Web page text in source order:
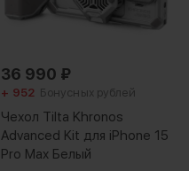
36 990 ₽
+ 952 Бонусных рублей
Чехол Tilta Khronos
Advanced Kit для iPhone 15
Pro Max Белый